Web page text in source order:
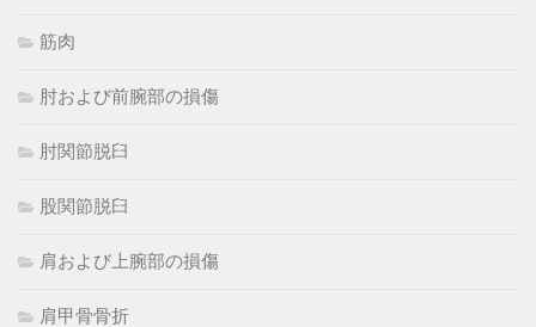
筋肉
肘および前腕部の損傷
肘関節脱臼
股関節脱臼
肩および上腕部の損傷
肩甲骨骨折